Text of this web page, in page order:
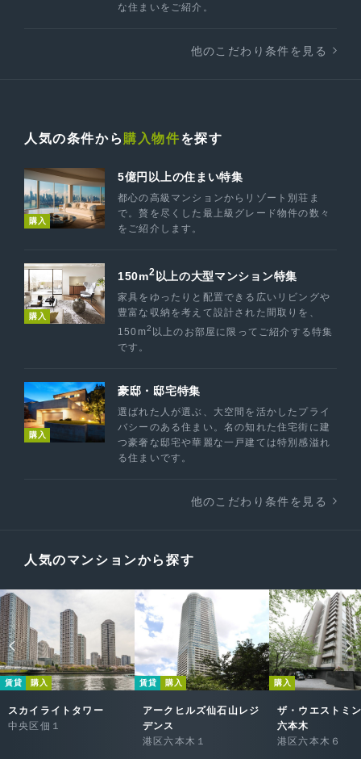
な住まいをご紹介。
他のこだわり条件を見る
人気の条件から 購入物件を探す
購入
5億円以上の住まい特集
都心の高級マンションからリゾート別荘ま
で。贅を尽くした最上級グレード物件の数々
をご紹介します。
購入
150m2 以上の大型マンション特集
家具をゆったりと配置できる広いリビングや
豊富な収納を考えて設計された間取りを、
150m2 以上のお部屋に限ってご紹介する特集
です。
購入
豪邸・邸宅特集
選ばれた人が選ぶ、大空間を活かしたプライ
バシーのある住まい。名の知れた住宅街に建
つ豪奢な邸宅や華麗な一戸建ては特別感溢れ
る住まいです。
他のこだわり条件を見る
人気のマンションから探す
賃貸 購入
スカイライトタワー
中央区佃１
賃貸 購入
アークヒルズ仙石山レジ
デンス
港区六本木１
購入
ザ・ウエストミ
六本木
港区六本木６